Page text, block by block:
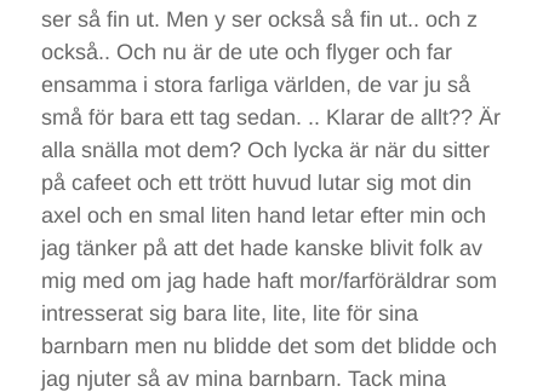
ser så fin ut. Men y ser också så fin ut.. och z
också.. Och nu är de ute och flyger och far
ensamma i stora farliga världen, de var ju så
små för bara ett tag sedan. .. Klarar de allt?? Är
alla snälla mot dem? Och lycka är när du sitter
på cafeet och ett trött huvud lutar sig mot din
axel och en smal liten hand letar efter min och
jag tänker på att det hade kanske blivit folk av
mig med om jag hade haft mor/farföräldrar som
intresserat sig bara lite, lite, lite för sina
barnbarn men nu blidde det som det blidde och
jag njuter så av mina barnbarn. Tack mina